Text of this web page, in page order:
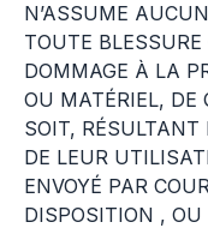
N’ASSUME
TOUTE
DOMMAGE À LA
OU MATÉRIEL, DE
SOIT, RÉSULTANT
DE LEUR
ENVOYÉ PAR
DISPOSITION ,